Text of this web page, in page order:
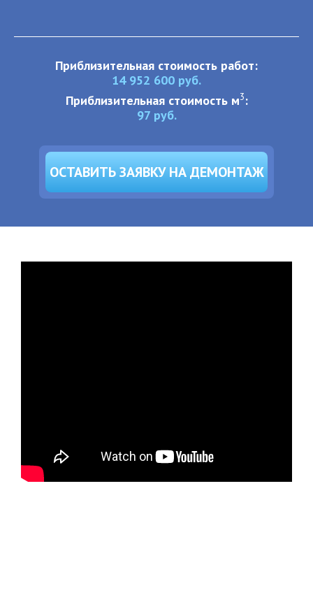
Приблизительная стоимость работ:
14 952 600 руб.
Приблизительная стоимость м3:
97руб.
ОСТАВИТЬ ЗАЯВКУ НА ДЕМОНТАЖ